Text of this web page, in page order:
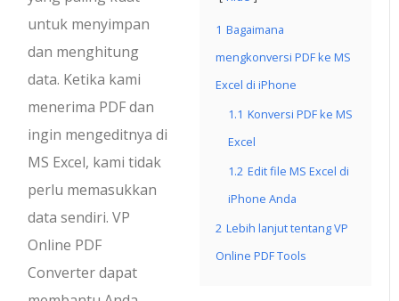
1 Bagaimana
mengkonversi PDF ke MS
Excel di iPhone
1.1 Konversi PDF ke MS
Excel
1.2 Edit file MS Excel di
iPhone Anda
2 Lebih lanjut tentang VP
Online PDF Tools
untuk menyimpan
dan menghitung
data. Ketika kami
menerima PDF dan
ingin mengeditnya di
MS Excel, kami tidak
perlu memasukkan
data sendiri. VP
Online PDF
Converter dapat